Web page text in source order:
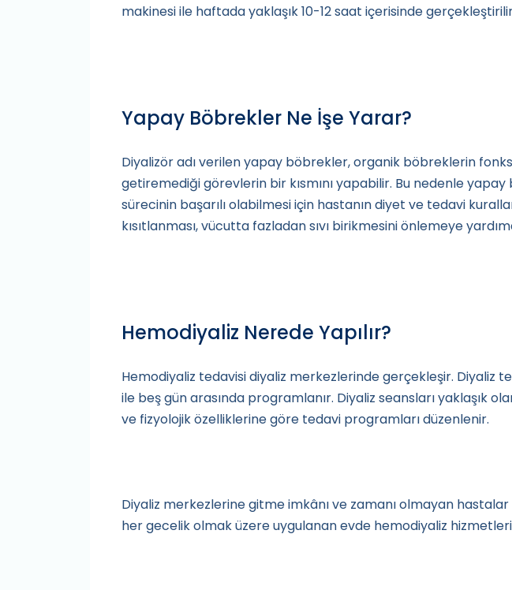
makinesi ile haftada yaklaşık 10-12 saat içerisinde
Yapay Böbrekler Ne İşe Yarar?
Diyalizör adı verilen yapay böbrekler, organik böbreklerin
getiremediği görevlerin bir kısmını yapabilir. Bu nedenle
sürecinin başarılı olabilmesi için hastanın diyet ve tedavi
kısıtlanması, vücutta fazladan sıvı birikmesini önlemeye
Hemodiyaliz Nerede Yapılır?
Hemodiyaliz tedavisi diyaliz merkezlerinde gerçekleşir. Diyaliz
ile beş gün arasında programlanır. Diyaliz seansları yaklaşık
ve fizyolojik özelliklerine göre tedavi programları düzenlenir.
Diyaliz merkezlerine gitme imkânı ve zamanı olmayan
her gecelik olmak üzere uygulanan evde hemodiyaliz